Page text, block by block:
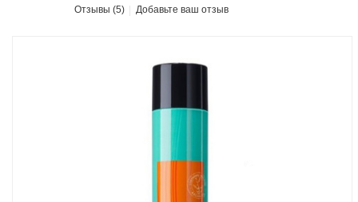
Отзывы (5) Добавьте ваш отзыв